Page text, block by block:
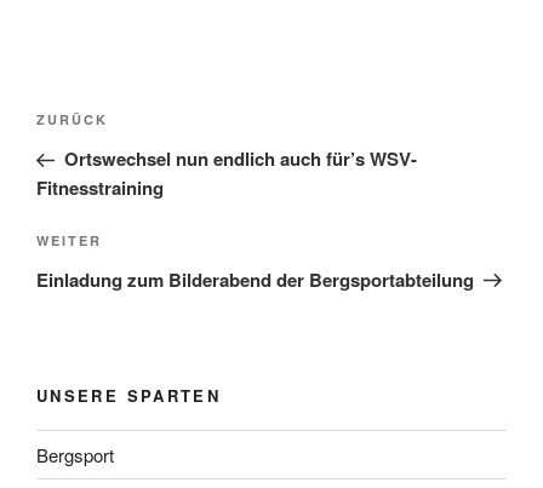
Beitragsnavigation
Vorheriger
Beitrag
ZURÜCK
Ortswechsel nun endlich auch für’s WSV-
Fitnesstraining
Nächster
Beitrag
WEITER
Einladung zum Bilderabend der Bergsportabteilung
UNSERE SPARTEN
Bergsport